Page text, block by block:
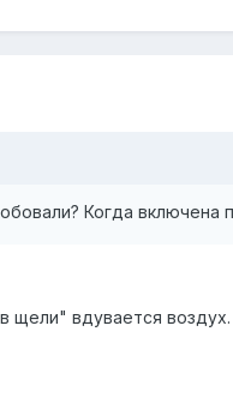
Когда
щели" вдувается воздух.